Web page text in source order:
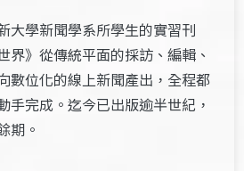
大學新聞學系所學生的實習刊
界》從傳統平面的採訪、編輯、
數位化的線上新聞產出，全程都
手完成。迄今已出版逾半世紀，
期。